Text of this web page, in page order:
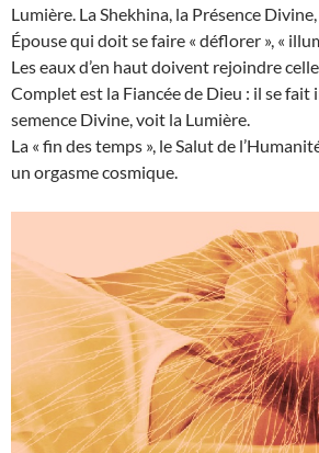
Lumière. La Shekhina, la Présence
Épouse qui doit se faire « déflorer », «
Les eaux d’en haut doivent rejoindre
Complet est la Fiancée de Dieu : il se fait
semence Divine, voit la Lumière.
La « fin des temps », le Salut de
un orgasme cosmique.